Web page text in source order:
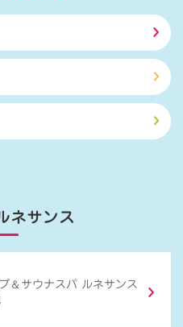
ネサンス
＆ サウナスパ ルネサンス